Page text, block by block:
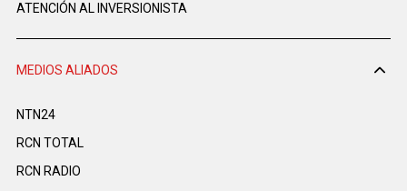
ATENCIÓN AL INVERSIONISTA
MEDIOS ALIADOS
NTN24
RCN TOTAL
RCN RADIO